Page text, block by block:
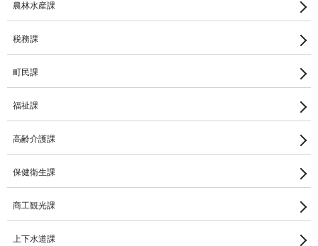
農林水産課
税務課
町民課
福祉課
高齢介護課
保健衛生課
商工観光課
上下水道課